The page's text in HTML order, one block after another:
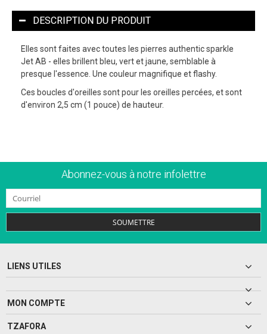
DESCRIPTION DU PRODUIT
Elles sont faites avec toutes les pierres authentic sparkle
Jet AB - elles brillent bleu, vert et jaune, semblable à
presque l'essence. Une couleur magnifique et flashy.
Ces boucles d'oreilles sont pour les oreilles percées, et sont
d'environ 2,5 cm (1 pouce) de hauteur.
Abonnez-vous à notre infolettre
SOUMETTRE
LIENS UTILES
MON COMPTE
TZAFORA